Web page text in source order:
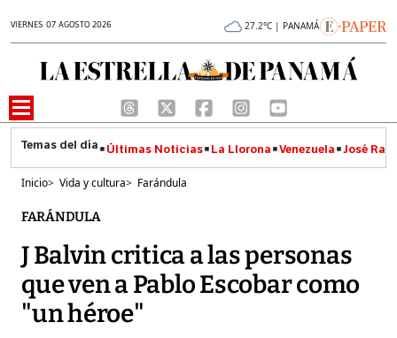
VIERNES 07 AGOSTO 2026 27.2°C | PANAMÁ
Últimas Noticias La Llorona Venezuela José
Inicio> Vida y cultura> Farándula
FARÁNDULA
J Balvin critica a las personas
que ven a Pablo Escobar como
"un héroe"